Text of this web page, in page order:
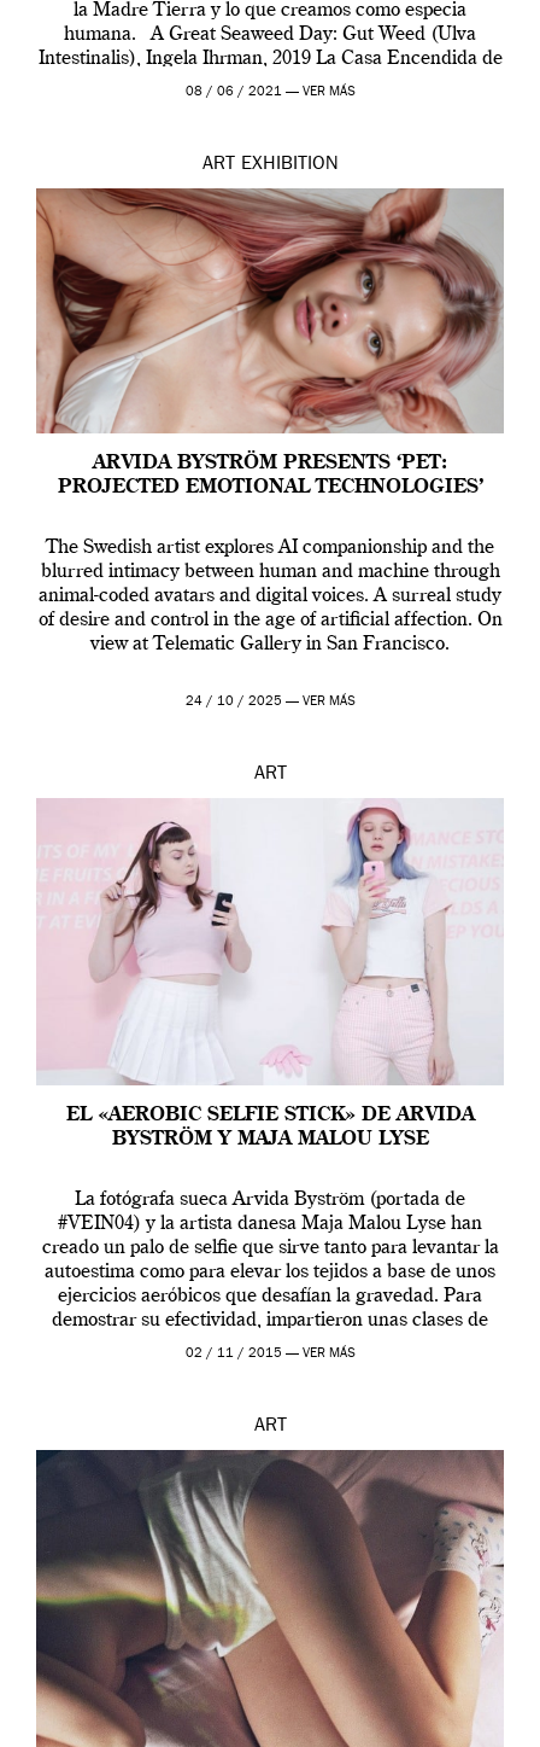
la Madre Tierra y lo que creamos como especia
humana. A Great Seaweed Day: Gut Weed (Ulva
Intestinalis), Ingela Ihrman, 2019 La Casa Encendida de
Madrid y la Wellcome […]
08 / 06 / 2021 — VER MÁS
ART EXHIBITION
ARVIDA BYSTRÖM PRESENTS ‘PET:
PROJECTED EMOTIONAL TECHNOLOGIES’
The Swedish artist explores AI companionship and the
blurred intimacy between human and machine through
animal-coded avatars and digital voices. A surreal study
of desire and control in the age of artificial affection. On
view at Telematic Gallery in San Francisco.
24 / 10 / 2025 — VER MÁS
ART
EL «AEROBIC SELFIE STICK» DE ARVIDA
BYSTRÖM Y MAJA MALOU LYSE
La fotógrafa sueca Arvida Byström (portada de
#VEIN04) y la artista danesa Maja Malou Lyse han
creado un palo de selfie que sirve tanto para levantar la
autoestima como para elevar los tejidos a base de unos
ejercicios aeróbicos que desafían la gravedad. Para
demostrar su efectividad, impartieron unas clases de
prueba en el Tate […]
02 / 11 / 2015 — VER MÁS
ART